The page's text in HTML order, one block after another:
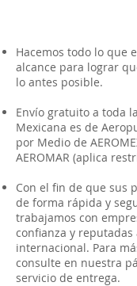
Hacemos todo lo que
alcance para lograr
lo antes posible.
Envío gratuito a toda
Mexicana es de
por Medio de
AEROMAR (aplica
Con el fin de que sus
de forma rápida y
trabajamos con
confianza y reputadas
internacional. Para
consulte en nuestra
servicio de entrega.